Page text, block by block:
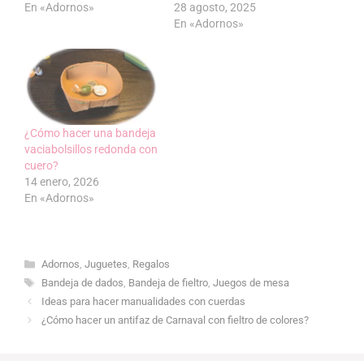
En «Adornos»
28 agosto, 2025
En «Adornos»
¿Cómo hacer una bandeja
vaciabolsillos redonda con
cuero?
14 enero, 2026
En «Adornos»
Categorías
Adornos, Juguetes, Regalos
Etiquetas
Bandeja de dados, Bandeja de fieltro, Juegos de mesa
Ideas para hacer manualidades con cuerdas
¿Cómo hacer un antifaz de Carnaval con fieltro de colores?